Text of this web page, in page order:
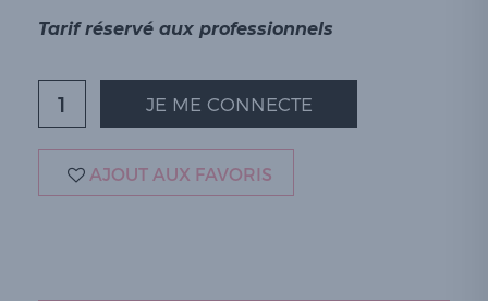
Tarif réservé aux professionnels
JE ME CONNECTE
AJOUT AUX FAVORIS